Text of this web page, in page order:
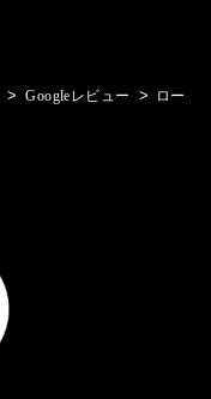
> Googleレビュー >
ロー